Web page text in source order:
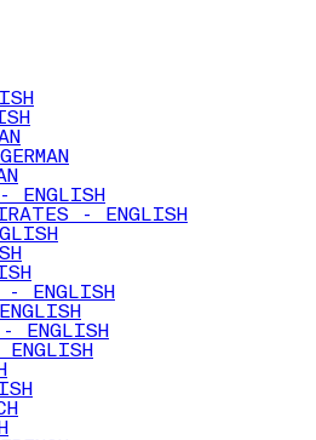
ENGLISH
- ENGLISH
- ENGLISH
ENGLISH